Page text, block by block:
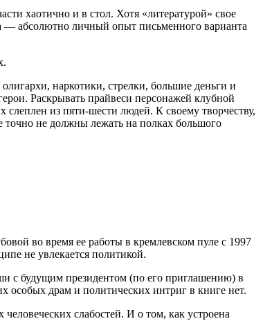
хаотично и в стол. Хотя «литературой» свое
— абсолютно личный опыт письменного варианта
наркотики, стрелки, большие деньги и
Раскрывать прайвеси персонажей клубной
из пяти-шести людей. К своему творчеству,
точно не должны лежать на полках большого
во время ее работы в кремлевском пуле с 1997
не увлекается политикой.
с будущим президентом (по его приглашению) в
особых драм и политических интриг в книге нет.
слабостей. И о том, как устроена